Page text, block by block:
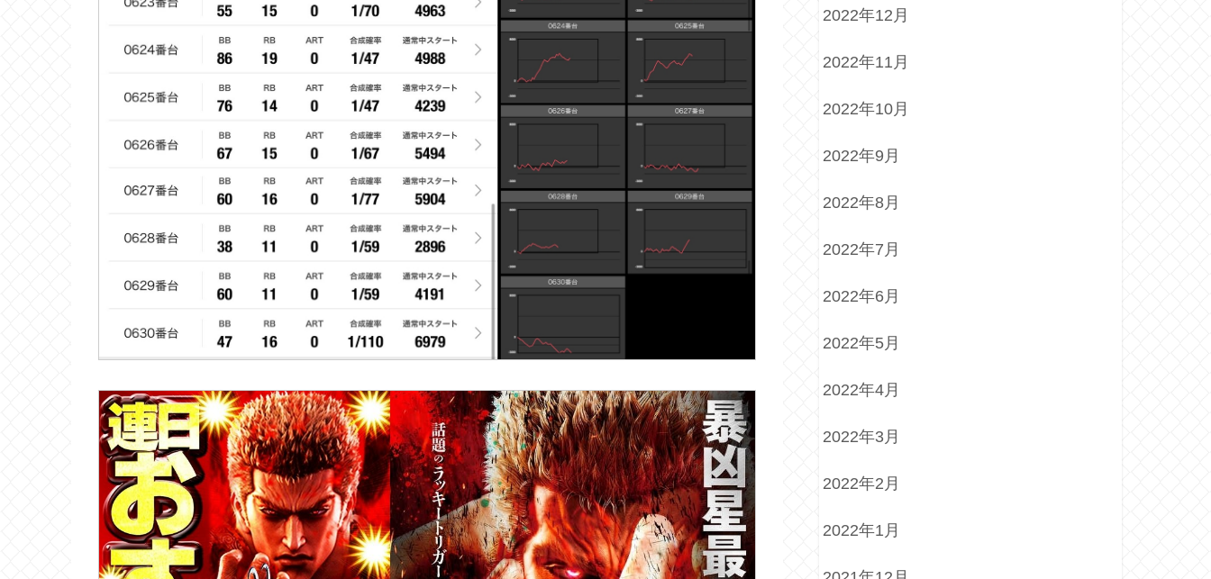
2022年12月
2022年11月
2022年10月
2022年9月
2022年8月
2022年7月
2022年6月
2022年5月
2022年4月
2022年3月
2022年2月
2022年1月